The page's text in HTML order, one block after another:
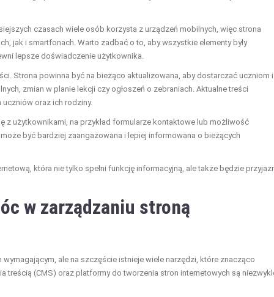
czasach wiele osób korzysta z urządzeń mobilnych, więc strona
jak i smartfonach. Warto zadbać o to, aby wszystkie elementy były
lepsze doświadczenie użytkownika.
Strona powinna być na bieżąco aktualizowana, aby dostarczać uczniom i
zmian w planie lekcji czy ogłoszeń o zebraniach. Aktualne treści
oraz ich rodziny.
z użytkownikami, na przykład formularze kontaktowe lub możliwość
być bardziej zaangażowana i lepiej informowana o bieżących
która nie tylko spełni funkcję informacyjną, ale także będzie
w zarządzaniu stroną
ale na szczęście istnieje wiele narzędzi, które znacząco
treścią (CMS) oraz platformy do tworzenia stron internetowych są